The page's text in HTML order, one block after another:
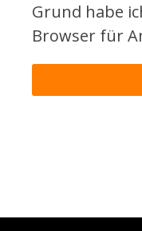
Grund habe
Browser für